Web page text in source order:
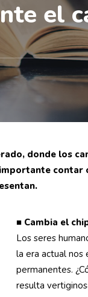
el
donde los
■ Cambia el
Los seres
la era actual nos
permanentes.
resulta